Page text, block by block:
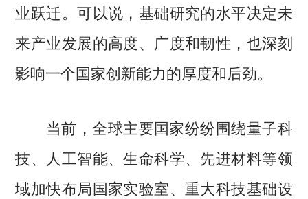
业跃迁。可以说，基础研究的水平决定未
来产业发展的高度、广度和韧性，也深刻
影响一个国家创新能力的厚度和后劲。
当前，全球主要国家纷纷围绕量子科
技、人工智能、生命科学、先进材料等领
域加快布局国家实验室、重大科技基础设